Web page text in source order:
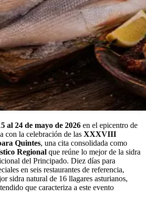
al 24 de mayo de 2026 en el epicentro de
con la celebración de las XXXVIII
Quintes, una cita consolidada como
Regional que reúne lo mejor de la sidra
del Principado. Diez días para
en seis restaurantes de referencia,
sidra natural de 16 llagares asturianos,
que caracteriza a este evento